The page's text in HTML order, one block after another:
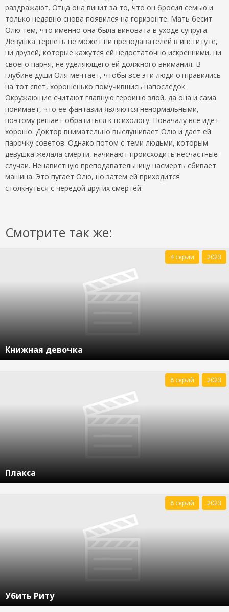
раздражают. Отца она винит за то, что он бросил семью и
только недавно снова появился на горизонте. Мать бесит
Олю тем, что именно она была виновата в уходе супруга.
Девушка терпеть не может ни преподавателей в институте,
ни друзей, которые кажутся ей недостаточно искренними, ни
своего парня, не уделяющего ей должного внимания. В
глубине души Оля мечтает, чтобы все эти люди отправились
на тот свет, хорошенько помучившись напоследок.
Окружающие считают главную героиню злой, да она и сама
понимает, что ее фантазии являются ненормальными,
поэтому решает обратиться к психологу. Поначалу все идет
хорошо. Доктор внимательно выслушивает Олю и дает ей
парочку советов. Однако потом с теми людьми, которым
девушка желала смерти, начинают происходить несчастные
случаи. Ненавистную преподавательницу насмерть сбивает
машина. Это пугает Олю, но затем ей приходится
столкнуться с чередой других смертей.
Смотрите так же:
Книжная девочка
4 серии 2023
Плакса
8 серий 2023
Убить Риту
8 серий 2023